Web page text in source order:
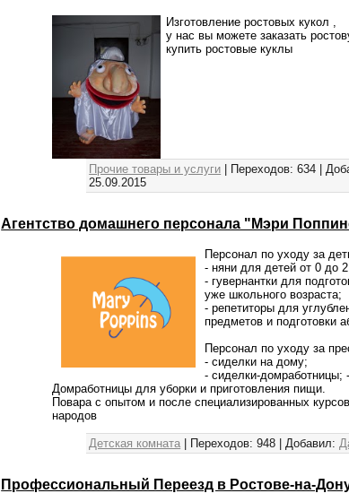
Изготовление ростовых кукол ,
у нас вы можете заказать
купить ростовые куклы
Прочие товары и услуги | Переходов: 634 |
25.09.2015
Агентство домашнего персонала "Мэри
Персонал по уходу за
- няни для детей от 0 до
- гувернантки для
уже школьного возраста;
- репетиторы для
предметов и подготовки
Персонал по уходу за
- сиделки на дому;
- сиделки-домработницы;
Домработницы для уборки и приготовления пищи.
Повара с опытом и после специализированных
народов
Детская комната | Переходов: 948 | Добавил:
Профессиональный Переезд в Ростове-на-